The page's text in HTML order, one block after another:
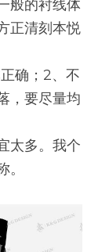
般的衬线体
正清刻本悦
确；2、不
，要尽量均
太多。我个